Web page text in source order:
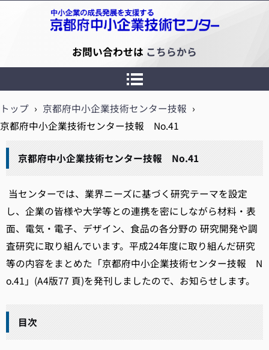
京都府中小企業技術センター
お問い合わせは こちらから
トップ › 京都府中小企業技術センター技報 ›
京都府中小企業技術センター技報 No.41
京都府中小企業技術センター技報 No.41
当センターでは、業界ニーズに基づく研究テーマを設定
し、企業の皆様や大学等との連携を密にしながら材料・表
面、電気・電子、デザイン、食品の各分野の 研究開発や調
査研究に取り組んでいます。平成24年度に取り組んだ研究
等の内容をまとめた「京都府中小企業技術センター技報 N
o.41」(A4版77 頁)を発刊しましたので、お知らせします。
目次